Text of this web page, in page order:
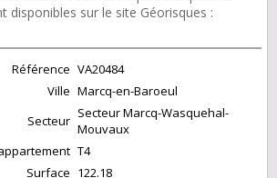
disponibles sur le site Géorisques :
Référence VA20484
Ville Marcq-en-Baroeul
Secteur Secteur Marcq-Wasquehal-
Mouvaux
T4
Surface 122.18